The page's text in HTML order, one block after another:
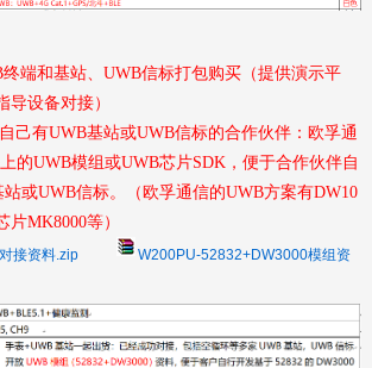
终端和基站、UWB信标打包购买（提供演示平
导设备对接）
己有UWB基站或UWB信标的合作伙伴：欧孚通
的UWB模组或UWB芯片SDK，便于合作伙伴自
或UWB信标。（欧孚通信的UWB方案有DW10
片MK8000等）
接资料.zip W200PU-52832+DW3000模组资